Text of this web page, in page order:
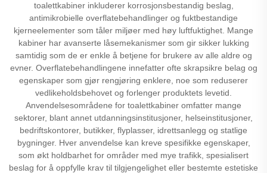
toalettkabiner inkluderer korrosjonsbestandig beslag,
antimikrobielle overflatebehandlinger og fuktbestandige
kjerneelementer som tåler miljøer med høy luftfuktighet. Mange
kabiner har avanserte låsemekanismer som gir sikker lukking
samtidig som de er enkle å betjene for brukere av alle aldre og
evner. Overflatebehandlingene innefatter ofte skrapsikre belag og
egenskaper som gjør rengjøring enklere, noe som reduserer
vedlikeholdsbehovet og forlenger produktets levetid.
Anvendelsesområdene for toalettkabiner omfatter mange
sektorer, blant annet utdanningsinstitusjoner, helseinstitusjoner,
bedriftskontorer, butikker, flyplasser, idrettsanlegg og statlige
bygninger. Hver anvendelse kan kreve spesifikke egenskaper,
som økt holdbarhet for områder med mye trafikk, spesialisert
beslag for å oppfylle krav til tilgjengelighet eller bestemte estetiske